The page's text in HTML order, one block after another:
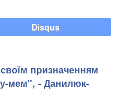
Disqus
призначенням
мем", - Данилюк-